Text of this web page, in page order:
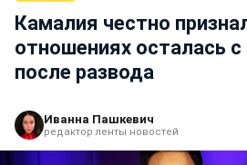
Камалия честно
отношениях осталась
после развода
Иванна Пашкевич
редактор ленты новостей